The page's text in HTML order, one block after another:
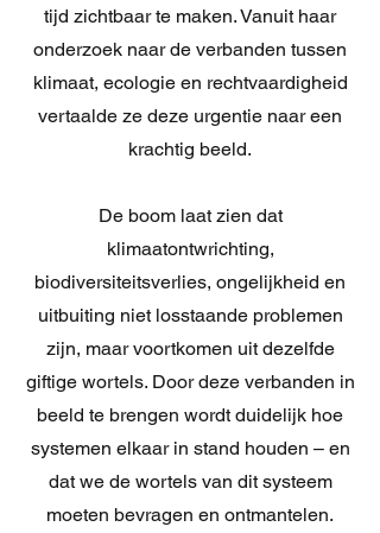
tijd zichtbaar te maken. Vanuit haar
onderzoek naar de verbanden tussen
klimaat, ecologie en rechtvaardigheid
vertaalde ze deze urgentie naar een
krachtig beeld.
De boom laat zien dat
klimaatontwrichting,
biodiversiteitsverlies, ongelijkheid en
uitbuiting niet losstaande problemen
zijn, maar voortkomen uit dezelfde
giftige wortels. Door deze verbanden in
beeld te brengen wordt duidelijk hoe
systemen elkaar in stand houden – en
dat we de wortels van dit systeem
moeten bevragen en ontmantelen.